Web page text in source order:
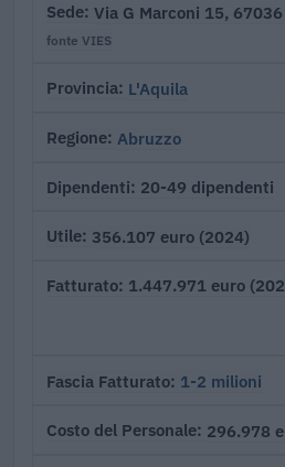
Sede Via G Marconi 15,
fonte VIES
Provincia L'Aquila
Regione Abruzzo
Dipendenti 20-49 dipendenti
Utile 356.107 euro (2024)
Fatturato 1.447.971 euro
Fascia Fatturato 1-2 milioni
Costo del Personale 296.978